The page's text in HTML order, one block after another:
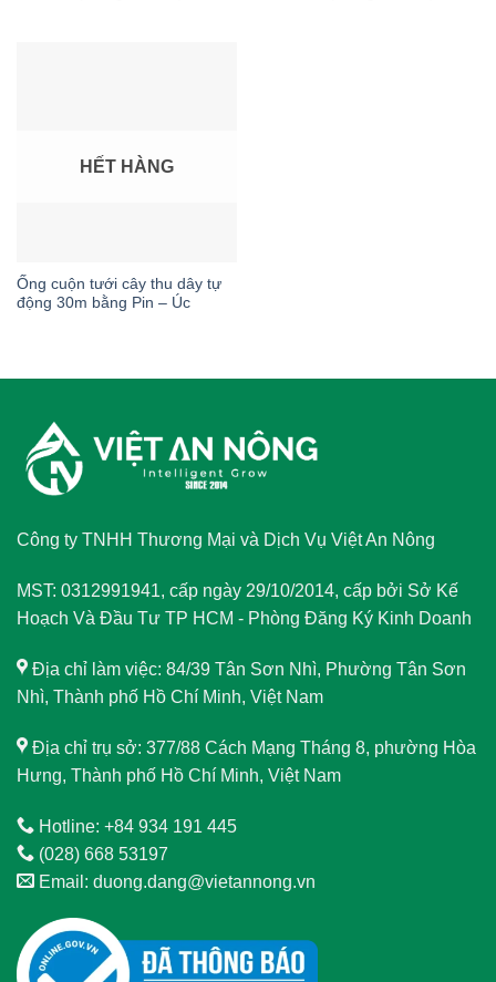
HẾT HÀNG
Ống cuộn tưới cây thu dây tự
động 30m bằng Pin – Úc
Công ty TNHH Thương Mại và Dịch Vụ Việt An Nông
MST: 0312991941, cấp ngày 29/10/2014, cấp bởi Sở Kế
Hoạch Và Đầu Tư TP HCM - Phòng Đăng Ký Kinh Doanh
Địa chỉ làm việc: 84/39 Tân Sơn Nhì, Phường Tân Sơn
Nhì, Thành phố Hồ Chí Minh, Việt Nam
Địa chỉ trụ sở: 377/88 Cách Mạng Tháng 8, phường Hòa
Hưng, Thành phố Hồ Chí Minh, Việt Nam
Hotline: +84 934 191 445
(028) 668 53197
Email: duong.dang@vietannong.vn